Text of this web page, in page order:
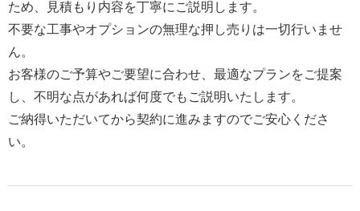
ため、見積もり内容を丁寧にご説明します。
不要な工事やオプションの無理な押し売りは一切行いませ
ん。
お客様のご予算やご要望に合わせ、最適なプランをご提案
し、不明な点があれば何度でもご説明いたします。
ご納得いただいてから契約に進みますのでご安心くださ
い。